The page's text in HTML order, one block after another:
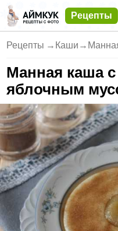
Рецепты
Рецепты → Каши →
Манная каша
яблочным